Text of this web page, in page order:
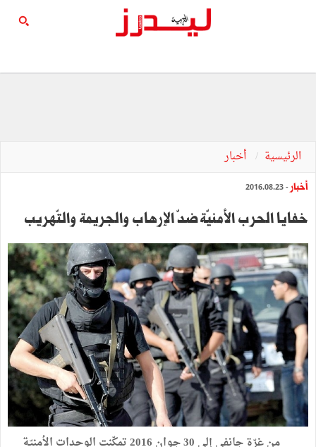
الرئيسية أخبار
أخبار - 2016.08.23
خفايا‭ ‬الحرب‭ ‬الأمنيّة ضدّ‭ ‬الإرهاب‭ ‬والجريمة‭ ‬والتّهريب